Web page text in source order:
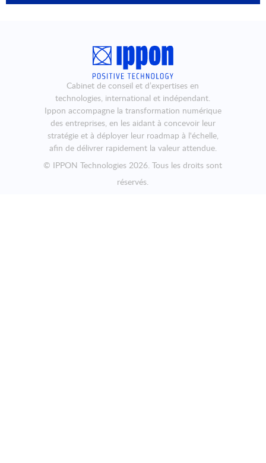
Cabinet de conseil et d’expertises en
technologies, international et indépendant.
Ippon accompagne la transformation numérique
des entreprises, en les aidant à concevoir leur
stratégie et à déployer leur roadmap à l'échelle,
afin de délivrer rapidement la valeur attendue.
© IPPON Technologies 2026. Tous les droits sont
réservés.